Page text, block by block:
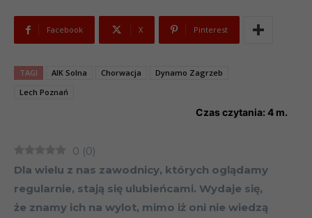
Facebook X Pinterest
TAGI AIK Solna Chorwacja
Dynamo Zagrzeb
Lech Poznań
Czas czytania: 4 m.
0 (0)
Dla wielu z nas zawodnicy, których oglądamy
regularnie, stają się ulubieńcami. Wydaje się,
że znamy ich na wylot, mimo iż oni nie wiedzą